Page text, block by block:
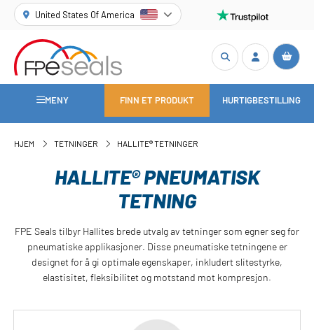
United States Of America
MENY FINN ET PRODUKT HURTIGBESTILLING
HJEM TETNINGER HALLITE® TETNINGER
HALLITE® PNEUMATISK
TETNING
FPE Seals tilbyr Hallites brede utvalg av tetninger som egner seg for
pneumatiske applikasjoner. Disse pneumatiske tetningene er
designet for å gi optimale egenskaper, inkludert slitestyrke,
elastisitet, fleksibilitet og motstand mot kompresjon.